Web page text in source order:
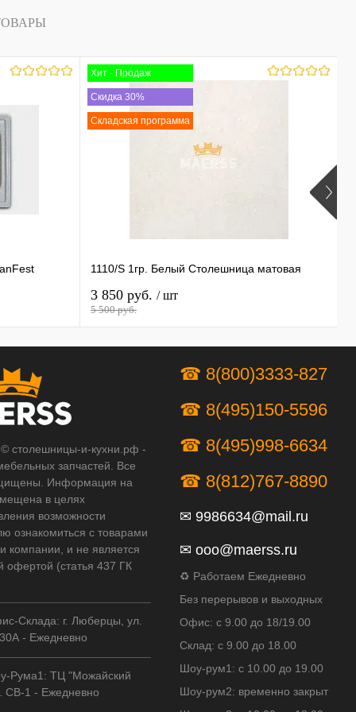
Хит - Продаж
Скидка 30%
Складская программа
1110/S 1гр. Белый Столешница матовая
3 850 руб. / шт
5 500 руб.
столешницы-и-кухни.рф -
запчастей. Все
Информация на
в целях
возможности
ознакомиться с товарами
компании, и не является
офертой (статья 437 ГК
Склада: г. Люберцы, ул.
- Ежедневно
Рума1: ТЦ "Можайский
СВ-1 - Ежедневно
☎ 8(800)3333-827
☎ 8(495)150-5596
☎ 8(495)998-6634
☎ 8(812)767-8890
✉ 9986634@mail.ru
✉ ooo@maerss.ru
♻ Работаем Ежедневно
Без перерывов и выходных
Офис: с 9.00 до 18/19.00
Склад: с 9.00 до 18.00
Шоу-рум1: с 10.00 до 19.00
Шоу-рум2: временно закрыт